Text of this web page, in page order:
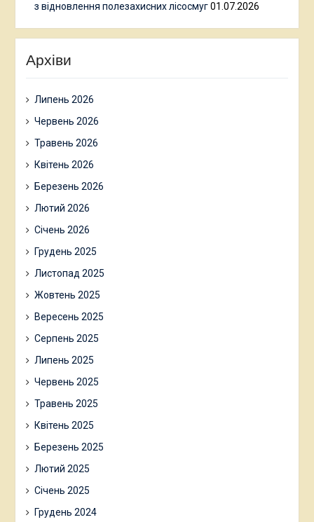
з відновлення полезахисних лісосмуг 01.07.2026
Архіви
Липень 2026
Червень 2026
Травень 2026
Квітень 2026
Березень 2026
Лютий 2026
Січень 2026
Грудень 2025
Листопад 2025
Жовтень 2025
Вересень 2025
Серпень 2025
Липень 2025
Червень 2025
Травень 2025
Квітень 2025
Березень 2025
Лютий 2025
Січень 2025
Грудень 2024